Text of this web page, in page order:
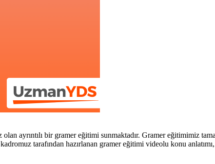
ayrıntılı bir gramer eğitimi sunmaktadır. Gramer eğitimimiz
tarafından hazırlanan gramer eğitimi videolu konu